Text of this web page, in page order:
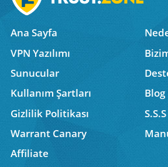
Ana Sayfa
VPN Yazılımı
Sunucular
Kullanım Şartları
Blog
Gizlilik Politikası
S.S.S
Warrant Canary
Affiliate